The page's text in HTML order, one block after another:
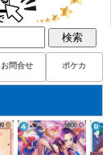
検索
お問合せ ポケカ